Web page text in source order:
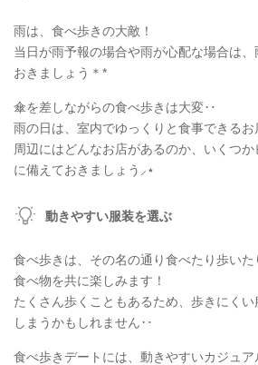
雨は、食べ歩きの大敵！
当日が雨予報の場合や雨が心配な場合は
おきましょう＊*
傘を差しながらの食べ歩きは大変‥
雨の日は、室内でゆっくりと食事できるお
周辺にはどんなお店があるのか、いくつ
に備えておきましょう⸝⋆
動きやすい服装を選ぶ
食べ歩きは、その名の通り食べたり歩いた
食べ物を共に楽しみます！
たくさん歩くこともあるため、歩きにく
しまうかもしれません‥
食べ歩きデートには、動きやすいカジュ